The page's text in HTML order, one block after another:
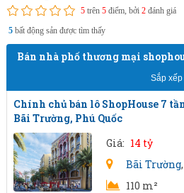
5trên 5điểm, bởi 2đánh giá
5bất động sản được tìm thấy
Bán nhà phố thương mại
Sắp
Chính chủ bán lô ShopHouse 7
Bãi Trường, Phú Quốc
Giá: 14 tỷ
Bãi Trường,
110 m²